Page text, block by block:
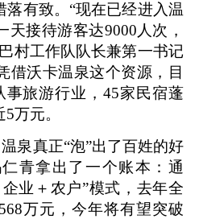
落有致。“现在已经进入温
天接待游客达9000人次，
村工作队队长兼第一书记
借沃卡温泉这个资源，目
事旅游行业，45家民宿蓬
万元。
温泉真正“泡”出了百姓的好
青拿出了一个账本：通
业＋农户”模式，去年全
万元，今年将有望突破